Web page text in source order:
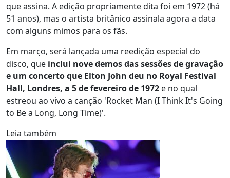
que assina. A edição propriamente dita foi em 1972 (há
51 anos), mas o artista britânico assinala agora a data
com alguns mimos para os fãs.
Em março, será lançada uma reedição especial do
disco, que inclui nove demos das sessões de gravação
e um concerto que Elton John deu no Royal Festival
Hall, Londres, a 5 de fevereiro de 1972 e no qual
estreou ao vivo a canção 'Rocket Man (I Think It's Going
to Be a Long, Long Time)'.
Leia também